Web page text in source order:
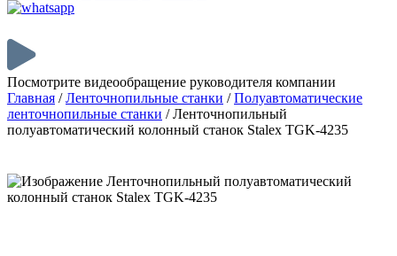
Главная /Ленточнопильные станки /Полуавтоматические
ленточнопильные станки /Ленточнопильный
полуавтоматический колонный станок Stalex TGK-4235
Посмотрите видеообращение руководителя компании